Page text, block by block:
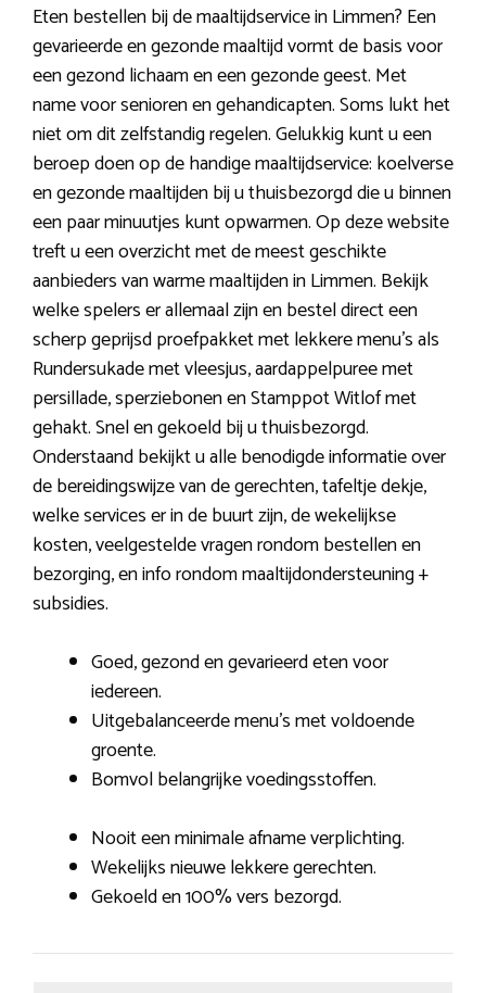
Eten bestellen bij de maaltijdservice in Limmen? Een
gevarieerde en gezonde maaltijd vormt de basis voor
een gezond lichaam en een gezonde geest. Met
name voor senioren en gehandicapten. Soms lukt het
niet om dit zelfstandig regelen. Gelukkig kunt u een
beroep doen op de handige maaltijdservice: koelverse
en gezonde maaltijden bij u thuisbezorgd die u binnen
een paar minuutjes kunt opwarmen. Op deze website
treft u een overzicht met de meest geschikte
aanbieders van warme maaltijden in Limmen. Bekijk
welke spelers er allemaal zijn en bestel direct een
scherp geprijsd proefpakket met lekkere menu’s als
Rundersukade met vleesjus, aardappelpuree met
persillade, sperziebonen en Stamppot Witlof met
gehakt. Snel en gekoeld bij u thuisbezorgd.
Onderstaand bekijkt u alle benodigde informatie over
de bereidingswijze van de gerechten, tafeltje dekje,
welke services er in de buurt zijn, de wekelijkse
kosten, veelgestelde vragen rondom bestellen en
bezorging, en info rondom maaltijdondersteuning +
subsidies.
Goed, gezond en gevarieerd eten voor
iedereen.
Uitgebalanceerde menu’s met voldoende
groente.
Bomvol belangrijke voedingsstoffen.
Nooit een minimale afname verplichting.
Wekelijks nieuwe lekkere gerechten.
Gekoeld en 100% vers bezorgd.